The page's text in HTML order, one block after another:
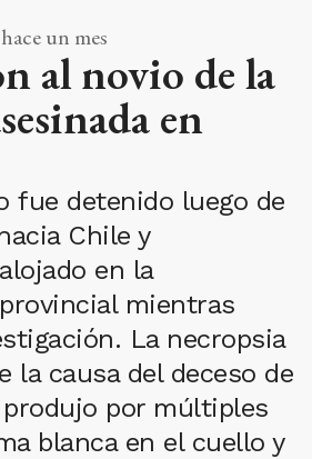
un mes
al novio de la
en
fue detenido luego de
Chile y
en la
mientras
La necropsia
la causa del deceso de
por múltiples
blanca en el cuello y